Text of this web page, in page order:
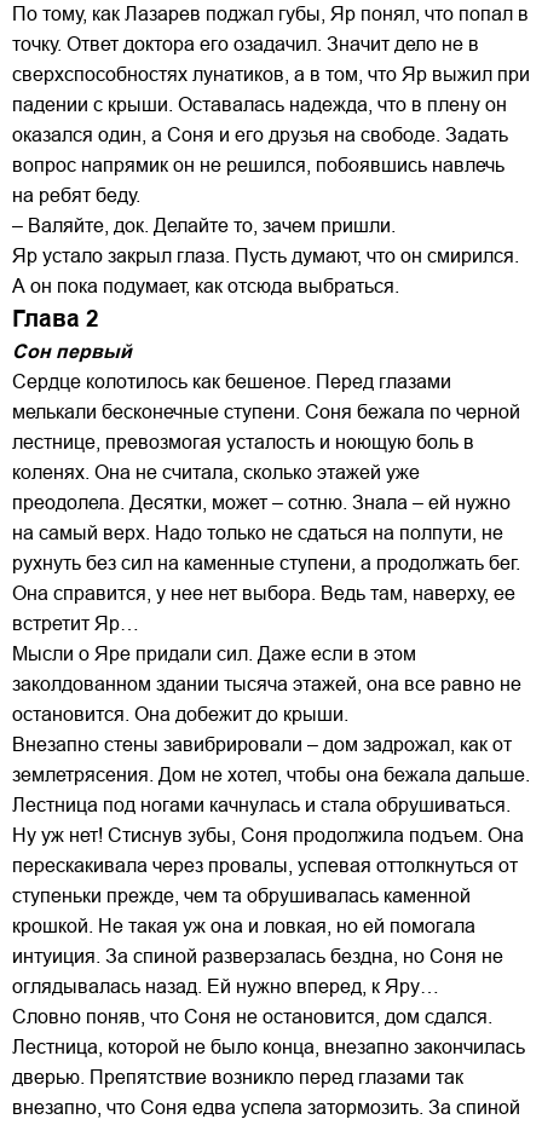
По тому, как Лазарев поджал губы, Яр понял, что попал в
точку. Ответ доктора его озадачил. Значит дело не в
сверхспособностях лунатиков, а в том, что Яр выжил при
падении с крыши. Оставалась надежда, что в плену он
оказался один, а Соня и его друзья на свободе. Задать
вопрос напрямик он не решился, побоявшись навлечь
на ребят беду.
– Валяйте, док. Делайте то, зачем пришли.
Яр устало закрыл глаза. Пусть думают, что он смирился.
А он пока подумает, как отсюда выбраться.
Глава 2
Сон первый
Сердце колотилось как бешеное. Перед глазами
мелькали бесконечные ступени. Соня бежала по черной
лестнице, превозмогая усталость и ноющую боль в
коленях. Она не считала, сколько этажей уже
преодолела. Десятки, может – сотню. Знала – ей нужно
на самый верх. Надо только не сдаться на полпути, не
рухнуть без сил на каменные ступени, а продолжать бег.
Она справится, у нее нет выбора. Ведь там, наверху, ее
встретит Яр…
Мысли о Яре придали сил. Даже если в этом
заколдованном здании тысяча этажей, она все равно не
остановится. Она добежит до крыши.
Внезапно стены завибрировали – дом задрожал, как от
землетрясения. Дом не хотел, чтобы она бежала дальше.
Лестница под ногами качнулась и стала обрушиваться.
Ну уж нет! Стиснув зубы, Соня продолжила подъем. Она
перескакивала через провалы, успевая оттолкнуться от
ступеньки прежде, чем та обрушивалась каменной
крошкой. Не такая уж она и ловкая, но ей помогала
интуиция. За спиной разверзалась бездна, но Соня не
оглядывалась назад. Ей нужно вперед, к Яру…
Словно поняв, что Соня не остановится, дом сдался.
Лестница, которой не было конца, внезапно закончилась
дверью. Препятствие возникло перед глазами так
внезапно, что Соня едва успела затормозить. За спиной